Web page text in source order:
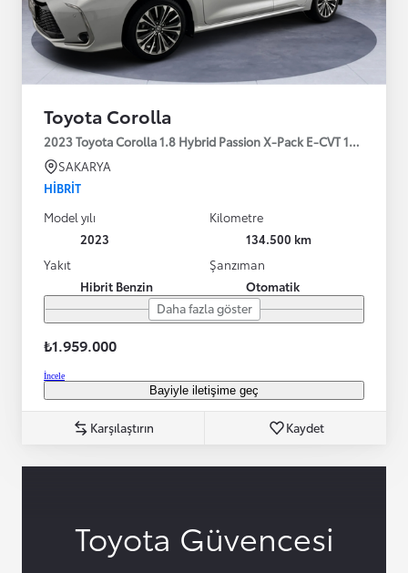
Toyota Corolla
2023 Toyota Corolla 1.8 Hybrid Passion X-Pack E-CVT 140HP
SAKARYA
HIBRIT
Model yılı
2023
Kilometre
134.500 km
Yakıt
Hibrit Benzin
Şanzıman
Otomatik
Daha fazla göster
₺1.959.000
İncele
Bayiyle iletişime geç
Karşılaştırın Kaydet
Toyota Güvencesi